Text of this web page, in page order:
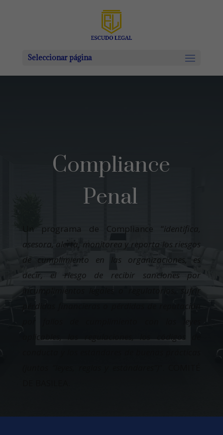
Seleccionar página
Compliance
Penal
Un programa de Compliance “identifica,
asesora, alerta, monitorea y reporta los riesgos
de cumplimiento en las organizaciones, es
decir, el riesgo de recibir sanciones por
incumplimientos legales o regulatorios, sufrir
pérdidas financieras o pérdidas de reputación
por fallos de cumplimiento con las leyes
aplicables, las regulaciones, los códigos de